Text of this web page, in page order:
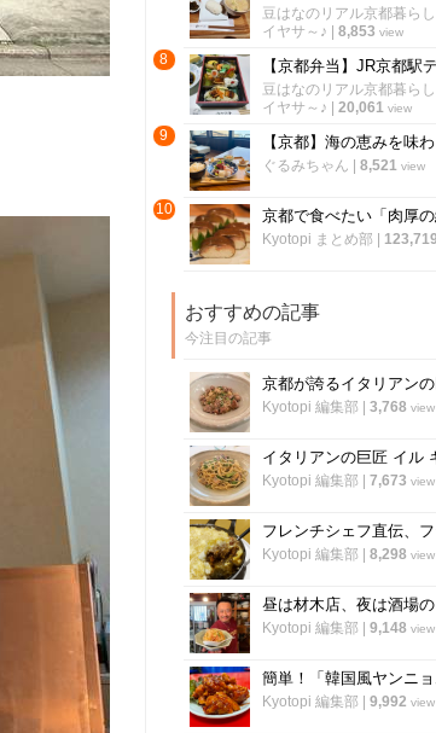
豆はなのリアル京都暮ら
イヤサ～♪
8,853 view
8
豆はなのリアル京都暮ら
イヤサ～♪
20,061 view
9
ぐるみちゃん 8,521 view
10
Kyotopi まとめ部 123,719
おすすめの記事
今注目の記事
Kyotopi 編集部 3,768 view
Kyotopi 編集部 7,673 view
Kyotopi 編集部 8,298 view
Kyotopi 編集部 9,148 view
Kyotopi 編集部 9,992 view